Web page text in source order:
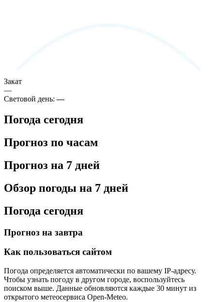
Закат
—
Световой день:—
Погода сегодня
Прогноз по часам
Прогноз на 7 дней
Обзор погоды на 7 дней
Погода сегодня
Прогноз на завтра
Как пользоваться сайтом
Погода определяется автоматически по вашему IP-адресу.
Чтобы узнать погоду в другом городе, воспользуйтесь
поиском выше. Данные обновляются каждые 30 минут из
открытого метеосервиса Open-Meteo.